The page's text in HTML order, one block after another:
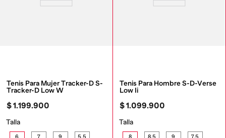
Tenis Para Mujer Tracker-D S-
Tracker-D Low W
$1.199.900
Talla
6 7 9
5,5
Tenis Para Hombre S-D-Verse
Low Ii
$1.099.900
Talla
8 8,5 9
7,5